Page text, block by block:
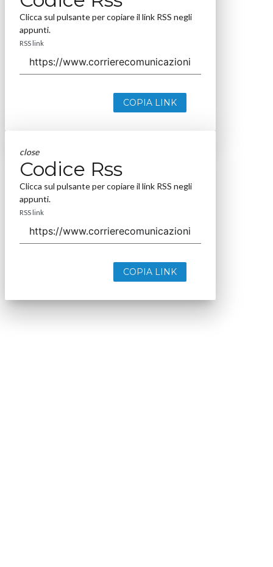
Clicca sul pulsante per copiare il link RSS negli
appunti.
RSS link
COPIA LINK
close
Codice Rss
Clicca sul pulsante per copiare il link RSS negli
appunti.
RSS link
COPIA LINK